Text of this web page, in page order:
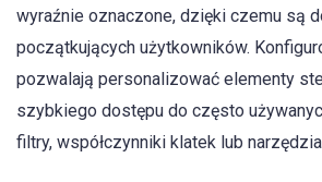
wyraźnie oznaczone, dzięki czemu są
początkujących użytkowników.
pozwalają personalizować elementy
szybkiego dostępu do często
filtry, współczynniki klatek lub